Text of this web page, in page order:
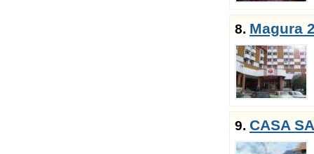
8. Magura
9. CASA